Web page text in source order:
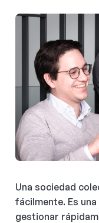
Una sociedad
fácilmente. Es
gestionar